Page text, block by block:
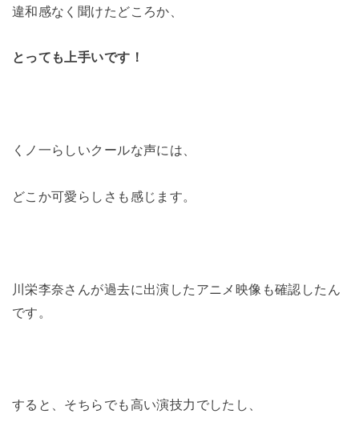
違和感なく聞けたどころか、
とっても上手いです！
くノ一らしいクールな声には、
どこか可愛らしさも感じます。
川栄李奈さんが過去に出演したアニメ映像も確認したん
です。
すると、そちらでも高い演技力でしたし、